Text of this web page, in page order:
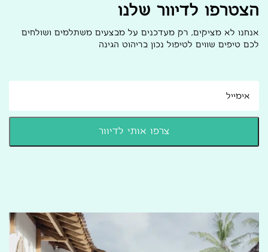
הצטרפו לדיוור שלנו
אנחנו לא מציקים, רק מעדכנים על מבצעים משתלמים ושולחים
לכם טיפים שווים לטיפול נכון בריהוט הגינה